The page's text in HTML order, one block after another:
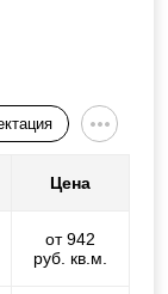
Цена
от 942
руб. кв.м.